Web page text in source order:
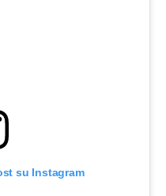
su Instagram